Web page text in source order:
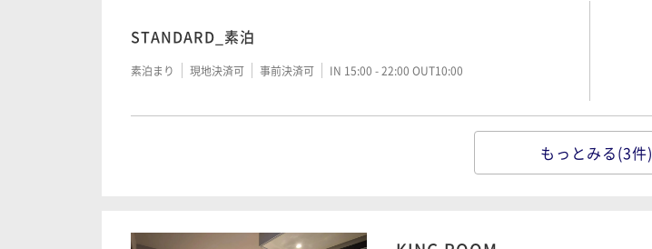
朝食付き 現地決済可
STANDARD_素泊
素泊まり 現地決済可 事前決済可 IN 15:00 - 22:00 OUT10:00
もっとみる(3件)